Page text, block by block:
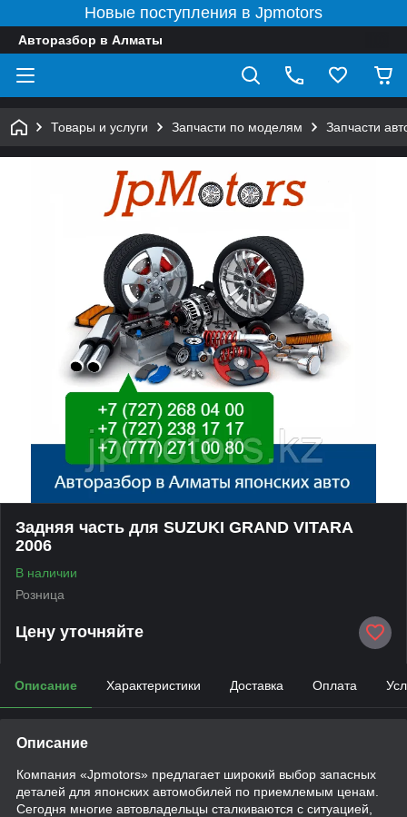
Новые поступления в Jpmotors
Авторазбор в Алматы
Товары и услуги Запчасти по моделям Запчасти
Задняя часть для SUZUKI GRAND VITARA
2006
В наличии
Розница
Цену уточняйте
Описание Характеристики Доставка Оплата
Описание
Компания «Jpmotors» предлагает широкий выбор запасных
деталей для японских автомобилей по приемлемым ценам.
Сегодня многие автовладельцы сталкиваются с ситуацией,